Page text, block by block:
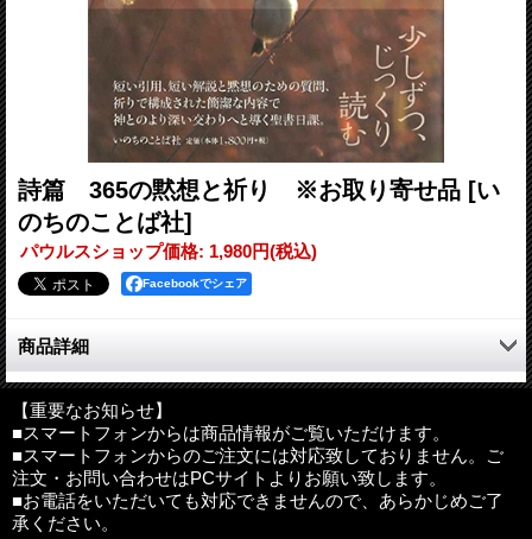
詩篇 365の黙想と祈り ※お取り寄せ品 [い
のちのことば社]
パウルスショップ価格: 1,980円(税込)
Facebookでシェア
商品詳細
詩篇の祈りを私たちの祈りとすることを念頭に、詩篇記者の賛
美、感謝、絶望、嘆き、悔い改めを少しずつ味わい、思いめぐら
す――短い引用、短い解説と黙想のための質問、祈りで構成され
た簡潔な内容で神とのより深い交わりへと導く好評の聖書日課シ
リーズ。
【重要なお知らせ】
■スマートフォンからは商品情報がご覧いただけます。
■スマートフォンからのご注文には対応致しておりません。ご
注文・お問い合わせはPCサイトよりお願い致します。
■お電話をいただいても対応できませんので、あらかじめご了
承ください。